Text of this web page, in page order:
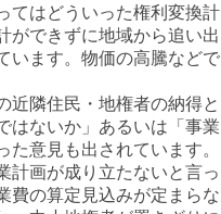
てはどういった権利変換計
ができずに地域から追い出
います。物価の高騰などで
隣住民・地権者の納得と
はないか」あるいは「事業
意見も出されています。
計画が成り立たないと言っ
費の算定見込みが定まらな